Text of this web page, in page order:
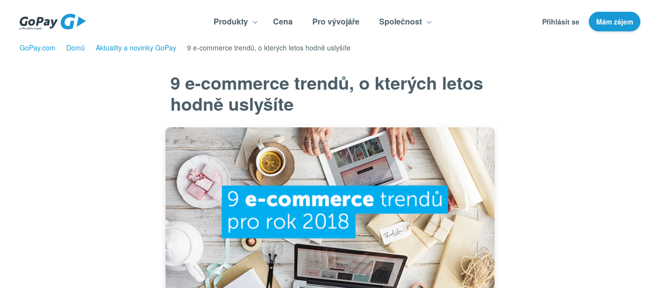
Produkty Cena Pro vývojáře Společnost Přihlásit se Mám zájem
GoPay.com Domů Aktuality a novinky GoPay 9 e-commerce trendů, o kterých letos hodně uslyšíte
9 e-commerce trendů, o kterých letos
hodně uslyšíte